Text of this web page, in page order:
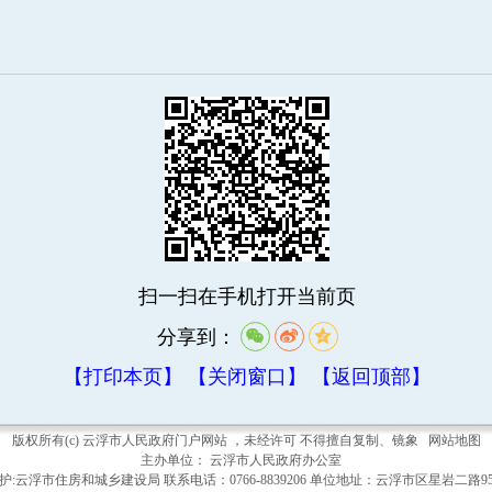
扫一扫在手机打开当前页
分享到：
【打印本页】
【关闭窗口】 【返回顶部】
版权所有(c) 云浮市人民政府门户网站 ，未经许可 不得擅自复制、镜象
网站地图
主办单位： 云浮市人民政府办公室
:云浮市住房和城乡建设局 联系电话：0766-8839206 单位地址：云浮市区星岩二路